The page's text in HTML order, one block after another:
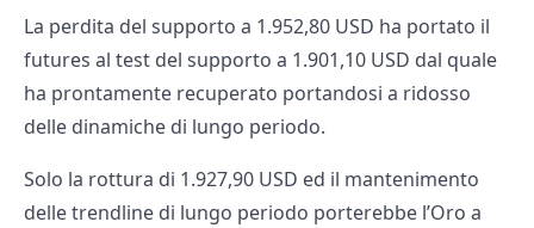
La perdita del supporto a 1.952,80 USD ha portato il
futures al test del supporto a 1.901,10 USD dal quale
ha prontamente recuperato portandosi a ridosso
delle dinamiche di lungo periodo.
Solo la rottura di 1.927,90 USD ed il mantenimento
delle trendline di lungo periodo porterebbe l’Oro a